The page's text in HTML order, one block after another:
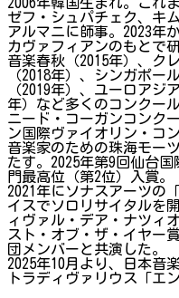
ゼフ・シュパチェク、キ
アルマニに師事。2023年
カヴァフィアンのもとで
音楽春秋（2015年）、ク
（2018年）、シンガポー
（2019年）、ユーロアジ
年）など多くのコンクー
ニード・コーガンコンク
ン国際ヴァイオリン・コ
音楽家のための珠海モー
たす。2025年第9回仙台
門最高位（第2位）入賞。
2021年にソナスアーツの
イスでソロリサイタルを
ィヴァル・デア・ナツィ
スト・オブ・ザ・イヤー
団メンバーと共演した。
2025年10月より、日本音
トラディヴァリウス「エ